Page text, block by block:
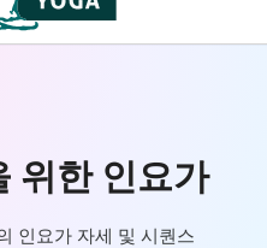
위한 인요가
인요가 자세 및 시퀀스